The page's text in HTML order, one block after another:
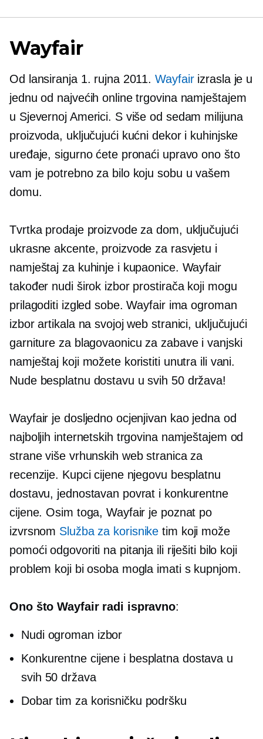
Wayfair
Od lansiranja 1. rujna 2011.Wayfairizrasla je u
jednu od najvećih online trgovina namještajem
u Sjevernoj Americi. S više od sedam milijuna
proizvoda, uključujući kućni dekor i kuhinjske
uređaje, sigurno ćete pronaći upravo ono što
vam je potrebno za bilo koju sobu u vašem
domu.
Tvrtka prodaje proizvode za dom, uključujući
ukrasne akcente, proizvode za rasvjetu i
namještaj za kuhinje i kupaonice. Wayfair
također nudi širok izbor prostirača koji mogu
prilagoditi izgled sobe. Wayfair ima ogroman
izbor artikala na svojoj web stranici, uključujući
garniture za blagovaonicu za zabave i vanjski
namještaj koji možete koristiti unutra ili vani.
Nude besplatnu dostavu u svih 50 država!
Wayfair je dosljedno ocjenjivan kao jedna od
najboljih internetskih trgovina namještajem od
strane više vrhunskih web stranica za
recenzije. Kupci cijene njegovu besplatnu
dostavu, jednostavan povrat i konkurentne
cijene. Osim toga, Wayfair je poznat po
izvrsnom Služba za korisnike tim koji može
pomoći odgovoriti na pitanja ili riješiti bilo koji
problem koji bi osoba mogla imati s kupnjom.
Ono što Wayfair radi ispravno:
Nudi ogroman izbor
Konkurentne cijene i besplatna dostava u
svih 50 država
Dobar tim za korisničku podršku